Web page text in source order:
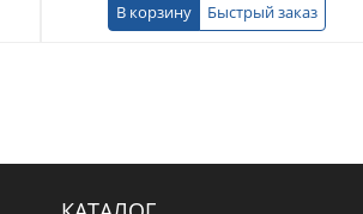
В корзину Быстрый заказ